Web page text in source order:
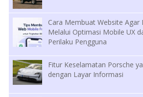
Cara Membuat Website Agar
Melalui Optimasi Mobile UX
Perilaku Pengguna
Fitur Keselamatan Porsche
dengan Layar Informasi